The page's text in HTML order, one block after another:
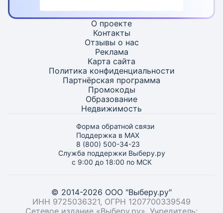
О проекте
Контакты
Отзывы о нас
Реклама
Карта сайта
Политика конфиденциальности
Партнёрская программа
Промокоды
Образование
Недвижимость
Форма обратной связи
Поддержка в MAX
8 (800) 500-34-23
Служба поддержки Выберу.ру
с 9:00 до 18:00 по МСК
© 2014-2026 ООО "Выберу.ру"
ИНН 9725036321, ОГРН 1207700339549
Сетевое издание «Выберу.ру». Учредитель: